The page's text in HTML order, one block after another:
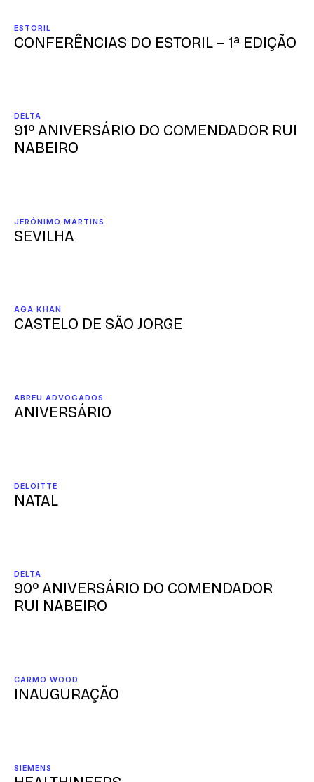
ESTORIL
CONFERÊNCIAS DO ESTORIL – 1ª EDIÇÃO
DELTA
91º ANIVERSÁRIO DO COMENDADOR RUI
NABEIRO
JERÓNIMO MARTINS
SEVILHA
AGA KHAN
CASTELO DE SÃO JORGE
ABREU ADVOGADOS
ANIVERSÁRIO
DELOITTE
NATAL
DELTA
90º ANIVERSÁRIO DO COMENDADOR
RUI NABEIRO
CARMO WOOD
INAUGURAÇÃO
SIEMENS